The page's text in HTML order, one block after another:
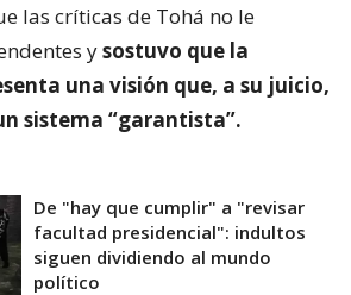
las críticas de Tohá no le
ysostuvo que la
una visión que, a su juicio,
sistema “garantista”.
De "hay que cumplir" a "revisar
facultad presidencial": indultos
siguen dividiendo al mundo
político